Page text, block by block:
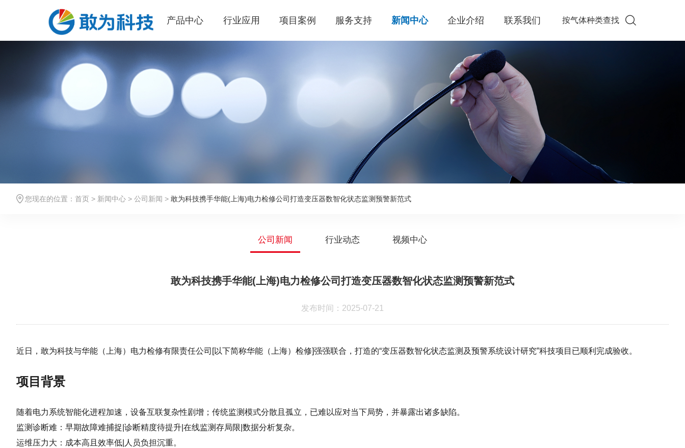
产品中心 行业应用 项目案例 服务支持 新闻中心 企业介绍 联系我们 按气体种类查找
您现在的位置： 首页> 新闻中心> 公司新闻 > 敢为科技携手华能(上海)电力检修公司打造变压器数智化状态监测预警新范式
公司新闻 行业动态 视频中心
敢为科技携手华能(上海)电力检修公司打造变压器数智化状态监测预警新范式
发布时间：2025-07-21
近日，敢为科技与华能（上海）电力检修有限责任公司[以下简称华能（上海）检修]强强联合，打造的“变压器数智化状态监测及预警系统设计研究”科技项目已顺利完成验收。
项目背景
随着电力系统智能化进程加速，设备互联复杂性剧增；传统监测模式分散且孤立，已难以应对当下局势，并暴露出诸多缺陷。
监测诊断难：早期故障难捕捉|诊断精度待提升|在线监测存局限|数据分析复杂。
运维压力大：成本高且效率低|人员负担沉重。